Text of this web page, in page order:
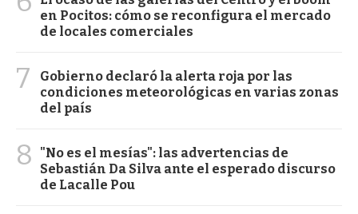
en Pocitos: cómo se reconfigura el mercado
de locales comerciales
7
Gobierno declaró la alerta roja por las
condiciones meteorológicas en varias zonas
del país
8
"No es el mesías": las advertencias de
Sebastián Da Silva ante el esperado discurso
de Lacalle Pou